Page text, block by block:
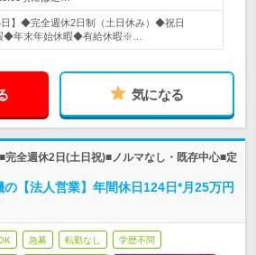
日】◆完全週休2日制（土日休み）◆祝日
年末年始休暇◆有給休暇※…
気になる
完全週休2日(土日祝)■ノルマなし・既存中心■定
【法人営業】年間休日124日*月25万円
急募 転勤なし 学歴不問